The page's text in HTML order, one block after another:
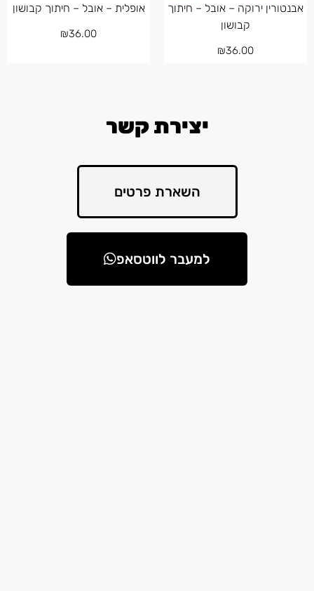
אבנטורין ירוקה – אובל – חיתוך
קבושון
₪36.00
אופלית – אובל – חיתוך קבושון
₪36.00
יצירת קשר
השארת פרטים
למעבר לווטסאפ